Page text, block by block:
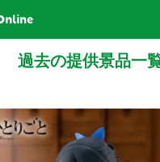
過去の提供景品一